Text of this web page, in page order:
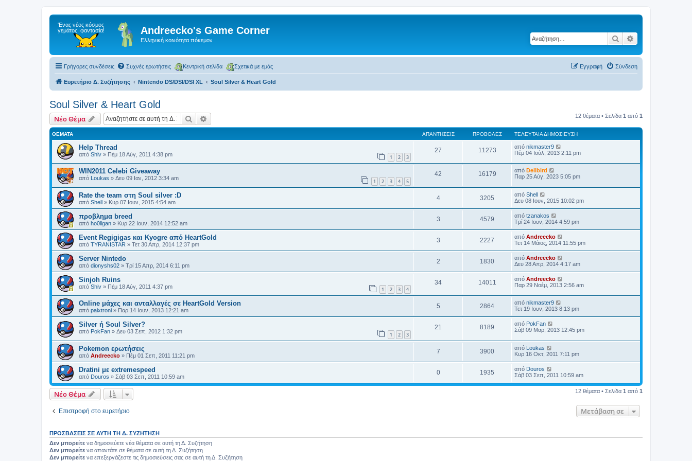
Andreecko's Game Corner
Ελληνική κοινότητα πόκεμον Αναζήτηση
Γρήγορες συνδέσεις Συχνές ερωτήσεις Κεντρική σελίδα Σχετικά με εμάς Σύνδεση
Εγγραφή
Ευρετήριο Δ. Συζήτησης Nintendo DS/DSI/DSI XL Soul Silver & Heart Gold
Soul Silver & Heart Gold
Νέο Θέμα Αναζήτηση 12 θέματα • Σελίδα 1 από 1
ΘΈΜΑΤΑ ΑΠΑΝΤΉΣΕΙΣ ΠΡΟΒΟΛΈΣ ΤΕΛΕΥΤΑΊΑ ΔΗΜΟΣΊΕΥΣΗ
Help Thread
από Shiv » Πέμ 18 Αύγ, 2011 4:38 pm 1 2 3
27 11273 από nikmaster9
Πέμ 04 Ιούλ, 2013 2:11 pm
WIN2011 Celebi Giveaway
από Loukas » Δευ 09 Ιαν, 2012 3:34 am 1 2 3 4 5
42 16179 από Delibird
Παρ 25 Αύγ, 2023 5:05 pm
Rate the team στη Soul silver :D
από Shell » Κυρ 07 Ιουν, 2015 4:54 am
4 3205 από Shell
Δευ 08 Ιουν, 2015 10:02 pm
προβλημα breed
από ho0ligan » Κυρ 22 Ιουν, 2014 12:52 am
3 4579 από tzanakos
Τρί 24 Ιουν, 2014 4:59 pm
Event Regigigas και Κyogre από HeartGold
από TYRANISTAR » Τετ 30 Απρ, 2014 12:37 pm
3 2227 από Andreecko
Τετ 14 Μάιος, 2014 11:55 pm
Server Nintedo
από dionyshs02 » Τρί 15 Απρ, 2014 6:11 pm
2 1830 από Andreecko
Δευ 28 Απρ, 2014 4:17 am
Sinjoh Ruins
από Shiv » Πέμ 18 Αύγ, 2011 4:37 pm 1 2 3 4
34 14011 από Andreecko
Παρ 29 Νοέμ, 2013 2:56 am
Online μάχες και ανταλλαγές σε HeartGold Version
από paixtroni » Παρ 14 Ιουν, 2013 12:21 am
5 2864 από nikmaster9
Τετ 19 Ιουν, 2013 8:13 pm
Silver ή Soul Silver?
από PokFan » Δευ 03 Σεπ, 2012 1:32 pm 1 2 3
21 8189 από PokFan
Σάβ 09 Μαρ, 2013 12:45 pm
Pokemon ερωτήσεις
από Andreecko » Πέμ 01 Σεπ, 2011 11:21 pm
7 3900 από Loukas
Κυρ 16 Οκτ, 2011 7:11 pm
Dratini με extremespeed
από Douros » Σάβ 03 Σεπ, 2011 10:59 am
0 1935 από Douros
Σάβ 03 Σεπ, 2011 10:59 am
Νέο Θέμα 12 θέματα • Σελίδα 1 από 1
Επιστροφή στο ευρετήριο Μετάβαση σε
ΠΡΟΣΒΆΣΕΙΣ ΣΕ ΑΥΤΉ ΤΗ Δ. ΣΥΖΉΤΗΣΗ
Δεν μπορείτε να δημοσιεύετε νέα θέματα σε αυτή τη Δ. Συζήτηση
Δεν μπορείτε να απαντάτε σε θέματα σε αυτή τη Δ. Συζήτηση
Δεν μπορείτε να επεξεργάζεστε τις δημοσιεύσεις σας σε αυτή τη Δ. Συζήτηση